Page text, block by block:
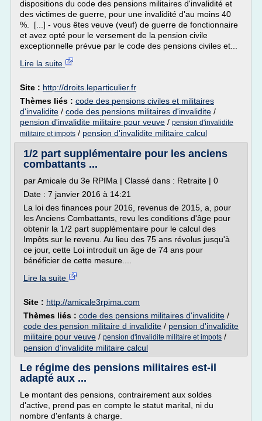
dispositions du code des pensions militaires d'invalidité et
des victimes de guerre, pour une invalidité d'au moins 40
%. [...] - vous êtes veuve (veuf) de guerre de fonctionnaire
et avez opté pour le versement de la pension civile
exceptionnelle prévue par le code des pensions civiles et...
Lire la suite
Site : http://droits.leparticulier.fr
Thèmes liés : code des pensions civiles et militaires
d'invalidite / code des pensions militaires d'invalidite /
pension d'invalidite militaire pour veuve / pension d'invalidite
militaire et impots / pension d'invalidite militaire calcul
1/2 part supplémentaire pour les anciens
combattants ...
par Amicale du 3e RPIMa | Classé dans : Retraite | 0
Date : 7 janvier 2016 à 14:21
La loi des finances pour 2016, revenus de 2015, a, pour
les Anciens Combattants, revu les conditions d'âge pour
obtenir la 1/2 part supplémentaire pour le calcul des
Impôts sur le revenu. Au lieu des 75 ans révolus jusqu'à
ce jour, cette Loi introduit un âge de 74 ans pour
bénéficier de cette mesure....
Lire la suite
Site : http://amicale3rpima.com
Thèmes liés : code des pensions militaires d'invalidite /
code des pension militaire d invalidite / pension d'invalidite
militaire pour veuve / pension d'invalidite militaire et impots /
pension d'invalidite militaire calcul
Le régime des pensions militaires est-il
adapté aux ...
Le montant des pensions, contrairement aux soldes
d'active, prend pas en compte le statut marital, ni du
nombre d'enfants à charge.